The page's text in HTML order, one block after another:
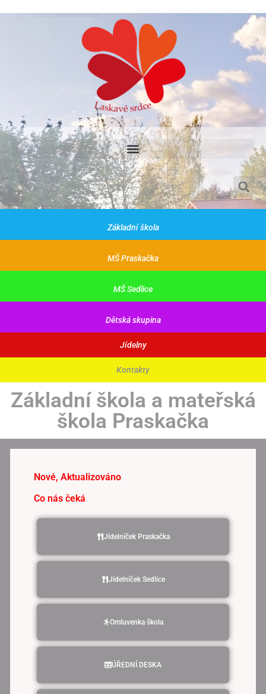
Základní škola
MŠ Praskačka
MŠ Sedlice
Dětská skupina
Jídelny
Kontakty
Základní škola a mateřská
škola Praskačka
Nové, Aktualizováno
Co nás čeká
Jídelníček Praskačka
Jídelníček Sedlice
Omluvenka škola
ÚŘEDNÍ DESKA